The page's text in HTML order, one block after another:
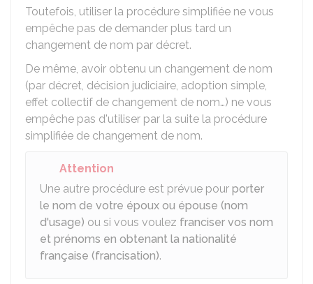
Toutefois, utiliser la procédure simplifiée ne vous
empêche pas de demander plus tard un
changement de nom par décret.
De même, avoir obtenu un changement de nom
(par décret, décision judiciaire, adoption simple,
effet collectif de changement de nom…) ne vous
empêche pas d'utiliser par la suite la procédure
simplifiée de changement de nom.
Attention
Une autre procédure est prévue pour porter
le nom de votre époux ou épouse (nom
d'usage) ou si vous voulez franciser vos nom
et prénoms en obtenant la nationalité
française (francisation).